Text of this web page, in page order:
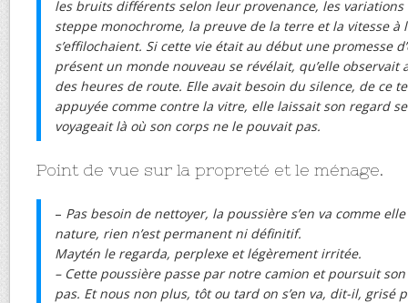
les bruits différents selon leur provenance, les variations
steppe monochrome, la preuve de la terre et la vitesse à
s’effilochaient. Si cette vie était au début une promesse
présent un monde nouveau se révélait, qu’elle
des heures de route. Elle avait besoin du silence, de ce
appuyée comme contre la vitre, elle laissait son regard
voyageait là où son corps ne le pouvait pas.
Point de vue sur la propreté et le ménage.
– Pas besoin de nettoyer, la poussière s’en va comme
nature, rien n’est permanent ni définitif.
Maytén le regarda, perplexe et légèrement irritée.
– Cette poussière passe par notre camion et poursuit
pas. Et nous non plus, tôt ou tard on s’en va, dit-il, grisé